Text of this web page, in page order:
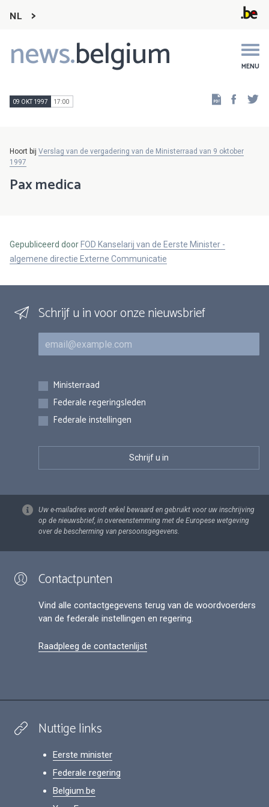
NL
news.belgium MENU
Main
navigation
09 OKT 1997 17:00
Hoort bij Verslag van de vergadering van de Ministerraad van 9 oktober
1997
Pax medica
Gepubliceerd door FOD Kanselarij van de Eerste Minister -
algemene directie Externe Communicatie
Schrijf u in voor onze nieuwsbrief
E-mail
Inschrijvingen
Ministerraad
Federale regeringsleden
Federale instellingen
Uw e-mailadres wordt enkel bewaard en gebruikt voor uw inschrijving
op de nieuwsbrief, in overeenstemming met de Europese wetgeving
over de bescherming van persoonsgegevens.
Contactpunten
Vind alle contactgegevens terug van de woordvoerders
van de federale instellingen en regering.
Raadpleeg de contactenlijst
Nuttige links
Eerste minister
Federale regering
Belgium.be